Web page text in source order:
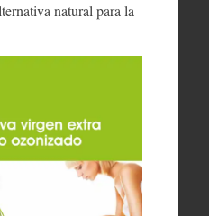
natural para la